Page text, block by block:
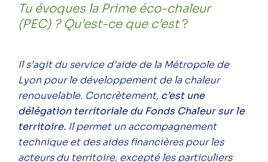
Tu évoques la Prime éco-chaleur
(PEC) ? Qu’est-ce que c’est?
Il s’agit du service d’aide de la Métropole de
Lyon pour le développement de la chaleur
renouvelable. Concrètement, c’est une
délégation territoriale du Fonds Chaleur sur le
territoire. Il permet un accompagnement
technique et des aides financières pour les
acteurs du territoire, excepté les particuliers